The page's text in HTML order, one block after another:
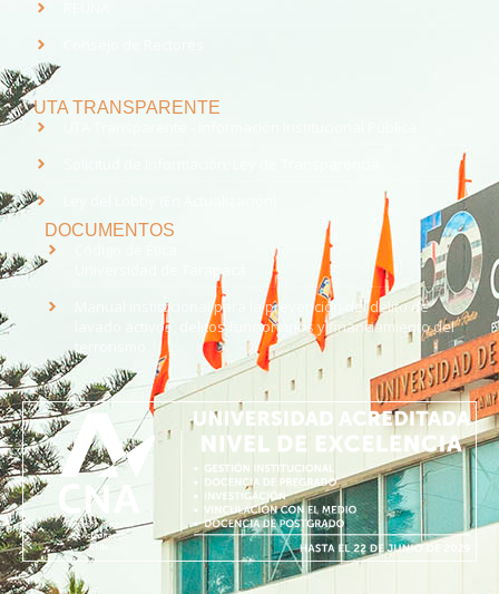
UTA TRANSPARENTE
DOCUMENTOS
Universidad de Tarapacá
Manual institucional para la prevención del delito de
lavado activos, delitos funcionarios y financiamiento del
terrorismo